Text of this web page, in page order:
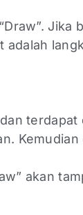
Jika
adalah
terdapat
akan